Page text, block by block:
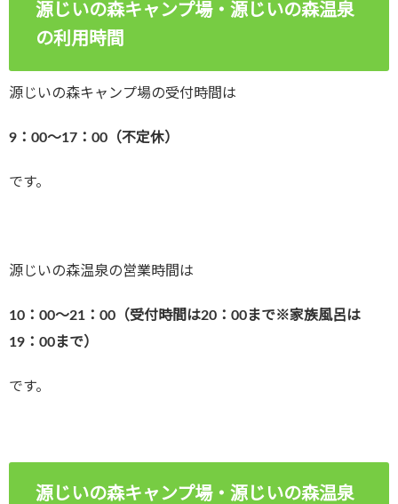
源じいの森キャンプ場・源じいの森温泉
の利用時間
源じいの森キャンプ場の受付時間は
9：00～17：00（不定休）
です。
源じいの森温泉の営業時間は
10：00～21：00（受付時間は20：00まで※家族風呂は
19：00まで）
です。
源じいの森キャンプ場・源じいの森温泉